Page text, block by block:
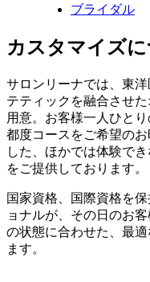
ブライダル
カスタマイズ
サロンリーナでは、東
テティックを融合させ
用意。お客様一人ひと
都度コースをご希望の
した、ほかでは体験で
をご提供しております。
国家資格、国際資格を
ョナルが、その日のお
の状態に合わせた、最
ます。